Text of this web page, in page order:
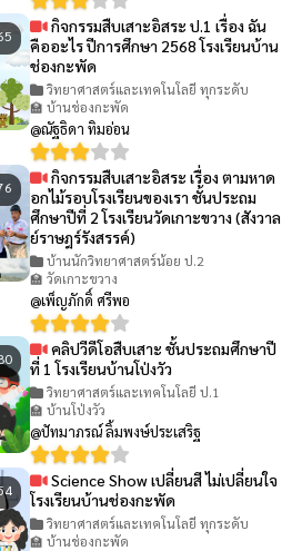
กิจกรรมสืบเสาะอิสระ ป.1 เรื่อง ฉัน
คืออะไร ปีการศึกษา 2568 โรงเรียนบ้าน
ช่องกะพัด
วิทยาศาสตร์และเทคโนโลยี ทุกระดับ
🏫 บ้านช่องกะพัด
@ณัฐธิดา ทิมอ่อน
กิจกรรมสืบเสาะอิสระ เรื่อง ตามหาด
อกไม้รอบโรงเรียนของเรา ชั้นประถม
ศึกษาปีที่ 2 โรงเรียนวัดเกาะขวาง (สังวาล
ย์ราษฎร์รังสรรค์)
บ้านนักวิทยาศาสตร์น้อย ป.2
🏫 วัดเกาะขวาง
@เพ็ญภักดิ์ ศรีพอ
คลิปวีดีโอสืบเสาะ ชั้นประถมศึกษาปี
ที่ 1 โรงเรียนบ้านโป่งวัว
วิทยาศาสตร์และเทคโนโลยี ป.1
🏫 บ้านโป่งวัว
@ปัทมาภรณ์ ลิ้มพงษ์ประเสริฐ
Science Show เปลี่ยนสี ไม่เปลี่ยนใจ
โรงเรียนบ้านช่องกะพัด
วิทยาศาสตร์และเทคโนโลยี ทุกระดับ
🏫 บ้านช่องกะพัด